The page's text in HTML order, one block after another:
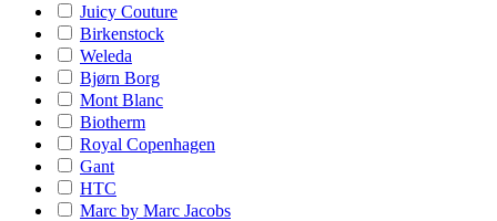
Juicy Couture
Birkenstock
Weleda
Bjørn Borg
Mont Blanc
Biotherm
Royal Copenhagen
Gant
HTC
Marc by Marc Jacobs